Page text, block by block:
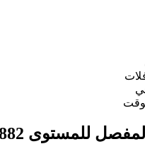
للمستوى 882